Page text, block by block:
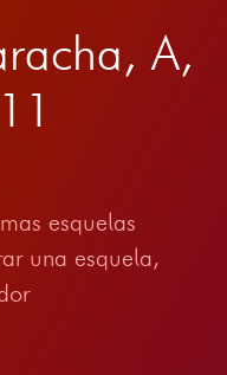
A,
esquelas
una esquela,